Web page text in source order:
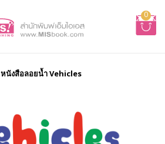
0
หนังสือลอยน้ำ Vehicles